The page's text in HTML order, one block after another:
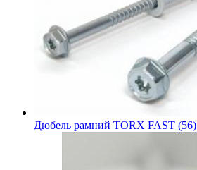
Дюбель рамний TORX FAST (56)